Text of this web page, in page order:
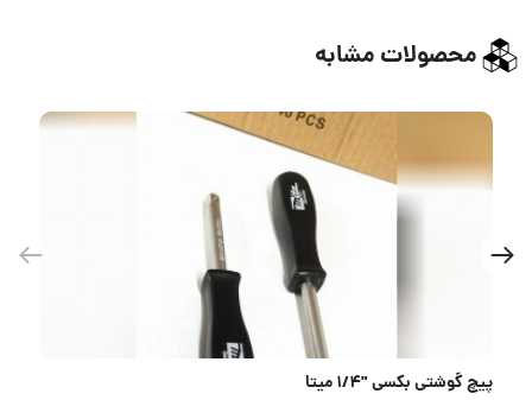
محصولات مشابه
پخش عمده جعبه ابزار مدرن کوچک و بزرگ⭐️⭐️⭐️